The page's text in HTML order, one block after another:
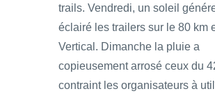
trails. Vendredi, un soleil
éclairé les trailers sur le 80 km
Vertical. Dimanche la pluie a
copieusement arrosé ceux du
contraint les organisateurs à